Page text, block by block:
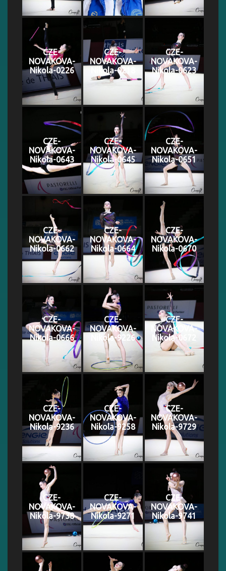
CZE-
NOVAKOVA-
Nikola-0226
CZE-
NOVAKOVA-
Nikola-0218
CZE-
NOVAKOVA-
Nikola-0623
CZE-
NOVAKOVA-
Nikola-0643
CZE-
NOVAKOVA-
Nikola-0645
CZE-
NOVAKOVA-
Nikola-0651
CZE-
NOVAKOVA-
Nikola-0662
CZE-
NOVAKOVA-
Nikola-0664
CZE-
NOVAKOVA-
Nikola-0670
CZE-
NOVAKOVA-
Nikola-0666
CZE-
NOVAKOVA-
Nikola-9226
CZE-
NOVAKOVA-
Nikola-0672
CZE-
NOVAKOVA-
Nikola-9236
CZE-
NOVAKOVA-
Nikola-9258
CZE-
NOVAKOVA-
Nikola-9729
CZE-
NOVAKOVA-
Nikola-9738
CZE-
NOVAKOVA-
Nikola-9271
CZE-
NOVAKOVA-
Nikola-9741